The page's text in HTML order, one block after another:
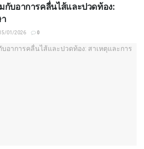
กับอาการคลื่นไส้และปวดท้อง:
01/2026 0